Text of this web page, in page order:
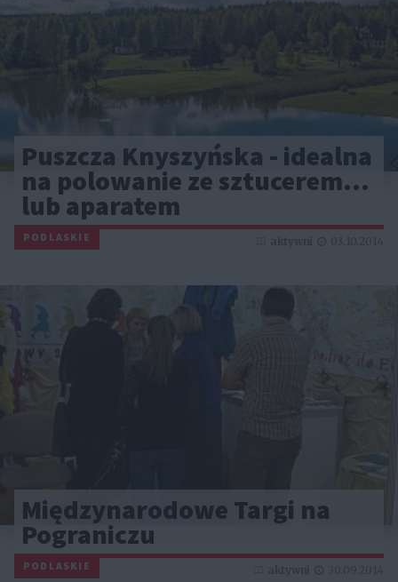
Puszcza Knyszyńska - idealna
na polowanie ze sztucerem...
lub aparatem
PODLASKIE
Międzynarodowe Targi na
Pograniczu
PODLASKIE